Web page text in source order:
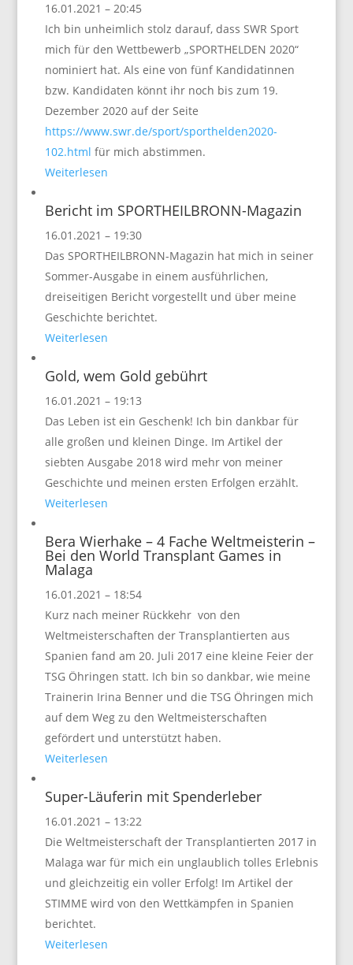
16.01.2021 – 20:45
Ich bin unheimlich stolz darauf, dass SWR Sport
mich für den Wettbewerb „SPORTHELDEN 2020“
nominiert hat. Als eine von fünf Kandidatinnen
bzw. Kandidaten könnt ihr noch bis zum 19.
Dezember 2020 auf der Seite
https://www.swr.de/sport/sporthelden2020-
102.html für mich abstimmen.
Weiterlesen
Bericht im SPORTHEILBRONN-Magazin
16.01.2021 – 19:30
Das SPORTHEILBRONN-Magazin hat mich in seiner
Sommer-Ausgabe in einem ausführlichen,
dreiseitigen Bericht vorgestellt und über meine
Geschichte berichtet.
Weiterlesen
Gold, wem Gold gebührt
16.01.2021 – 19:13
Das Leben ist ein Geschenk! Ich bin dankbar für
alle großen und kleinen Dinge. Im Artikel der
siebten Ausgabe 2018 wird mehr von meiner
Geschichte und meinen ersten Erfolgen erzählt.
Weiterlesen
Bera Wierhake – 4 Fache Weltmeisterin –
Bei den World Transplant Games in
Malaga
16.01.2021 – 18:54
Kurz nach meiner Rückkehr von den
Weltmeisterschaften der Transplantierten aus
Spanien fand am 20. Juli 2017 eine kleine Feier der
TSG Öhringen statt. Ich bin so dankbar, wie meine
Trainerin Irina Benner und die TSG Öhringen mich
auf dem Weg zu den Weltmeisterschaften
gefördert und unterstützt haben.
Weiterlesen
Super-Läuferin mit Spenderleber
16.01.2021 – 13:22
Die Weltmeisterschaft der Transplantierten 2017 in
Malaga war für mich ein unglaublich tolles Erlebnis
und gleichzeitig ein voller Erfolg! Im Artikel der
STIMME wird von den Wettkämpfen in Spanien
berichtet.
Weiterlesen